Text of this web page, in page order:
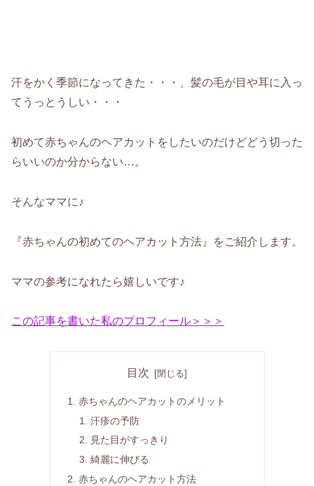
汗をかく季節になってきた・・・、髪の毛が目や耳に入っ
てうっとうしい・・・
初めて赤ちゃんのヘアカットをしたいのだけどどう切った
らいいのか分からない…。
そんなママに♪
『赤ちゃんの初めてのヘアカット方法』をご紹介します。
ママの参考になれたら嬉しいです♪
この記事を書いた私のプロフィール＞＞＞
目次
赤ちゃんのヘアカットのメリット
汗疹の予防
見た目がすっきり
綺麗に伸びる
赤ちゃんのヘアカット方法